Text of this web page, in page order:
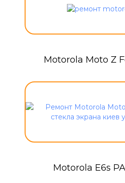
Motorola Moto Z
Motorola E6s